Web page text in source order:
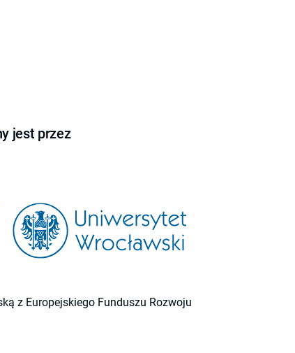
jest przez
z Europejskiego Funduszu Rozwoju